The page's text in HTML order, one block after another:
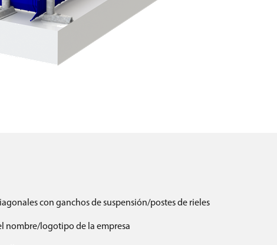
con ganchos de suspensión/postes de rieles
nombre/logotipo de la empresa